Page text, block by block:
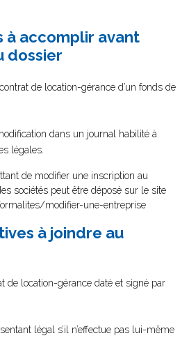
à accomplir avant
dossier
de location-gérance d’un fonds de
dans un journal habilité à
légales.
de modifier une inscription au
sociétés peut être déposé sur le site
modifier-une-entreprise
à joindre au
de location-gérance daté et signé par
légal s’il n’effectue pas lui-même